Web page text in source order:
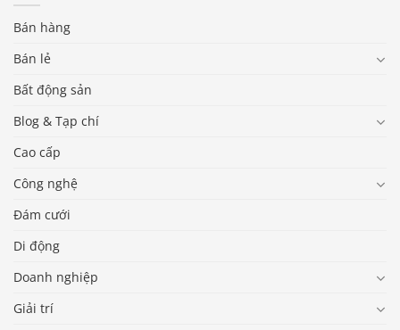
Bán hàng
Bán lẻ
Bất động sản
Blog & Tạp chí
Cao cấp
Công nghệ
Đám cưới
Di động
Doanh nghiệp
Giải trí